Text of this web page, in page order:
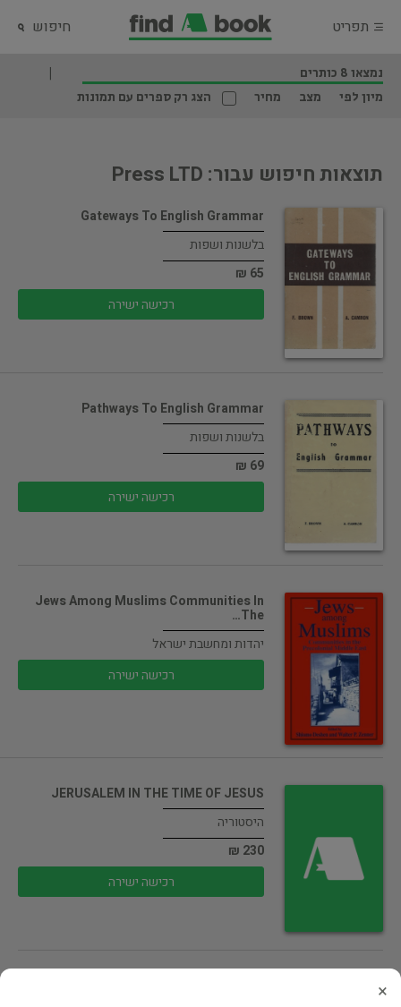
תפריט חיפוש
נמצאו 8 כותרים
מיון לפי
מצב מחיר הצג רק ספרים עם תמונות
תוצאות חיפוש עבור: Press LTD
Gateways To English Grammar
בלשנות ושפות
65 ₪
רכישה ישירה
Pathways To English Grammar
בלשנות ושפות
69 ₪
רכישה ישירה
Jews Among Muslims Communities In
The…
יהדות ומחשבת ישראל
רכישה ישירה
JERUSALEM IN THE TIME OF JESUS
היסטוריה
230 ₪
רכישה ישירה
×